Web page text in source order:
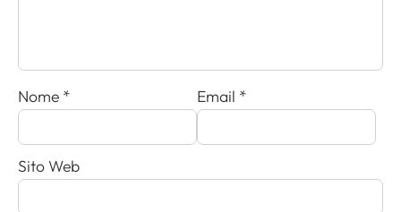
Nome * Email *
Sito Web